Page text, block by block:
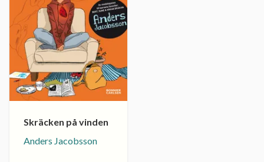
Skräcken på vinden
Anders Jacobsson